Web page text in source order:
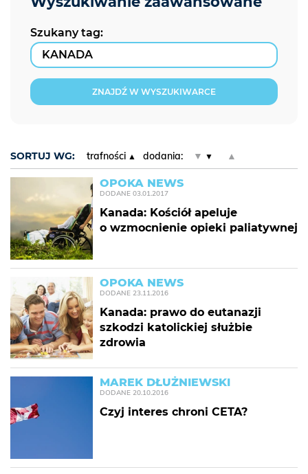
Szukany tag:
ZNAJDŹ W WYSZUKIWARCE
SORTUJ WG: trafności dodania: ▼ ▲
OPOKA NEWS
DODANE 03.01.2017
Kanada: Kościół apeluje
o wzmocnienie opieki paliatywnej
OPOKA NEWS
DODANE 23.11.2016
Kanada: prawo do eutanazji
szkodzi katolickiej służbie
zdrowia
MAREK DŁUŻNIEWSKI
DODANE 20.10.2016
Czyj interes chroni CETA?